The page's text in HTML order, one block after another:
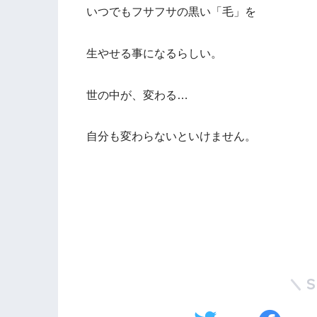
いつでもフサフサの黒い「毛」を
生やせる事になるらしい。
世の中が、変わる…
自分も変わらないといけません。